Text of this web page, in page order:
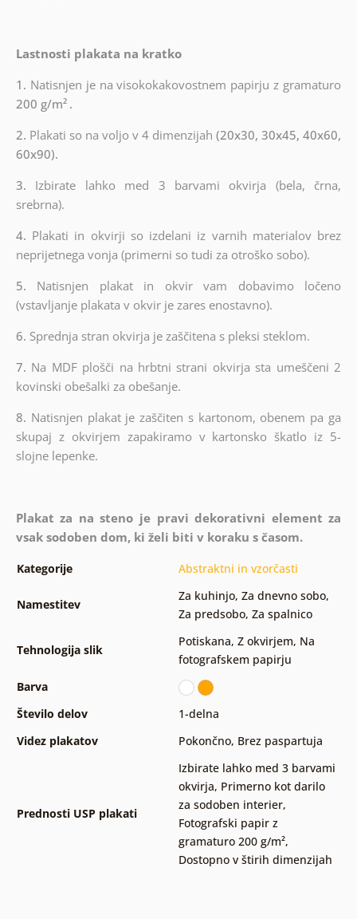
Lastnosti plakata na kratko
1. Natisnjen je na visokokakovostnem papirju z gramaturo
200 g/m² .
2. Plakati so na voljo v 4 dimenzijah(20x30, 30x45, 40x60,
60x90).
3. Izbirate lahko med 3 barvami okvirja (bela, črna,
srebrna).
4. Plakati in okvirji so izdelani iz varnih materialov brez
neprijetnega vonja (primerni so tudi za otroško sobo).
5. Natisnjen plakat in okvir vam dobavimo ločeno
(vstavljanje plakata v okvir je zares enostavno).
6. Sprednja stran okvirja je zaščitena s pleksi steklom.
7. Na MDF plošči na hrbtni strani okvirja sta umeščeni 2
kovinski obešalki za obešanje.
8. Natisnjen plakat je zaščiten s kartonom, obenem pa ga
skupaj z okvirjem zapakiramo v kartonsko škatlo iz 5-
slojne lepenke.
Plakat za na steno je pravi dekorativni element za
vsak sodoben dom, ki želi biti v koraku s časom.
Kategorije Abstraktni in vzorčasti
Namestitev
Za kuhinjo, Za dnevno sobo,
Za predsobo, Za spalnico
Tehnologija slik
Potiskana, Z okvirjem, Na
fotografskem papirju
Barva
Število delov
1-delna
Videz plakatov
Pokončno, Brez paspartuja
Prednosti USP plakati
Izbirate lahko med 3 barvami
okvirja, Primerno kot darilo
za sodoben interier,
Fotografski papir z
gramaturo 200 g/m²,
Dostopno v štirih dimenzijah